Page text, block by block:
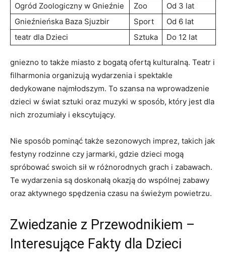
Ogród Zoologiczny w Gnieźnie
Zoo
Od 3 lat
Gnieźnieńska ⁤Baza‍ Sjuzbir
Sport
Od 6 lat
teatr dla Dzieci
Sztuka Do ‍12 lat
gniezno to także miasto ‍z bogatą ofertą kulturalną. Teatr i
filharmonia organizują wydarzenia i spektakle
dedykowane najmłodszym. To szansa na wprowadzenie
dzieci w‌ świat sztuki⁣ oraz‌ muzyki w sposób, ⁤który jest ​dla
nich zrozumiały i ekscytujący.
Nie sposób pominąć także sezonowych imprez, takich jak
festyny‍ rodzinne czy jarmarki, gdzie dzieci mogą
spróbować swoich sił w różnorodnych⁤ grach i zabawach.
Te wydarzenia ‍są doskonałą ⁢okazją do wspólnej ‌zabawy
oraz aktywnego spędzenia ⁣czasu ⁢na świeżym powietrzu.
Zwiedzanie z Przewodnikiem –
Interesujące ⁢Fakty dla Dzieci